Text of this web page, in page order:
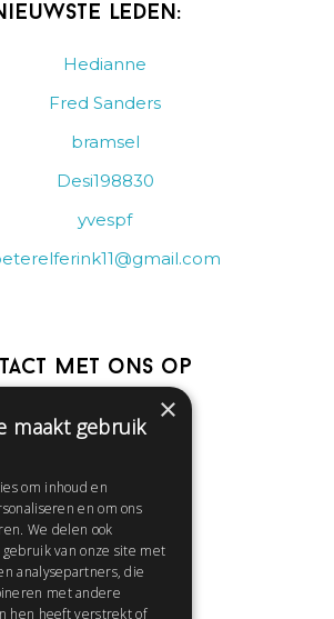
leden:
Hedianne
Fred Sanders
bramsel
Desi198830
yvespf
met ons op
Help
Contact
Huisregels
Snel naar:
×
maakt gebruik
om inhoud en
en om ons
We delen ook
van onze site met
analysepartners, die
met andere
hen heeft verstrekt of